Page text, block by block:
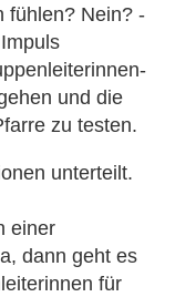
fühlen? Nein? -
und die
zu testen.
unterteilt.
einer
dann geht es
für